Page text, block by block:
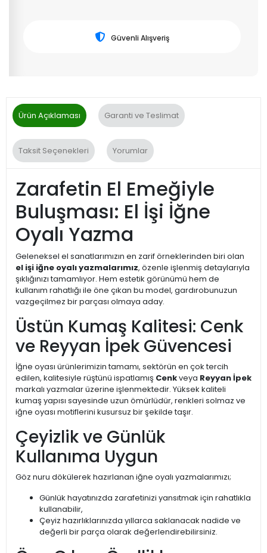
Güvenli Alışveriş
Ürün Açıklaması Garanti ve Teslimat
Taksit Seçenekleri Yorumlar
Zarafetin El Emeğiyle
Buluşması: El İşi İğne
Oyalı Yazma
Geleneksel el sanatlarımızın en zarif örneklerinden biri olan
el işi iğne oyalı yazmalarımız, özenle işlenmiş detaylarıyla
şıklığınızı tamamlıyor. Hem estetik görünümü hem de
kullanım rahatlığı ile öne çıkan bu model, gardırobunuzun
vazgeçilmez bir parçası olmaya aday.
Üstün Kumaş Kalitesi: Cenk
ve Reyyan İpek Güvencesi
İğne oyası ürünlerimizin tamamı, sektörün en çok tercih
edilen, kalitesiyle rüştünü ispatlamış Cenkveya Reyyan İpek
markalı yazmalar üzerine işlenmektedir. Yüksek kaliteli
kumaş yapısı sayesinde uzun ömürlüdür, renkleri solmaz ve
iğne oyası motiflerini kusursuz bir şekilde taşır.
Çeyizlik ve Günlük
Kullanıma Uygun
Göz nuru dökülerek hazırlanan iğne oyalı yazmalarımızı;
Günlük hayatınızda zarafetinizi yansıtmak için rahatlıkla
kullanabilir,
Çeyiz hazırlıklarınızda yıllarca saklanacak nadide ve
değerli bir parça olarak değerlendirebilirsiniz.